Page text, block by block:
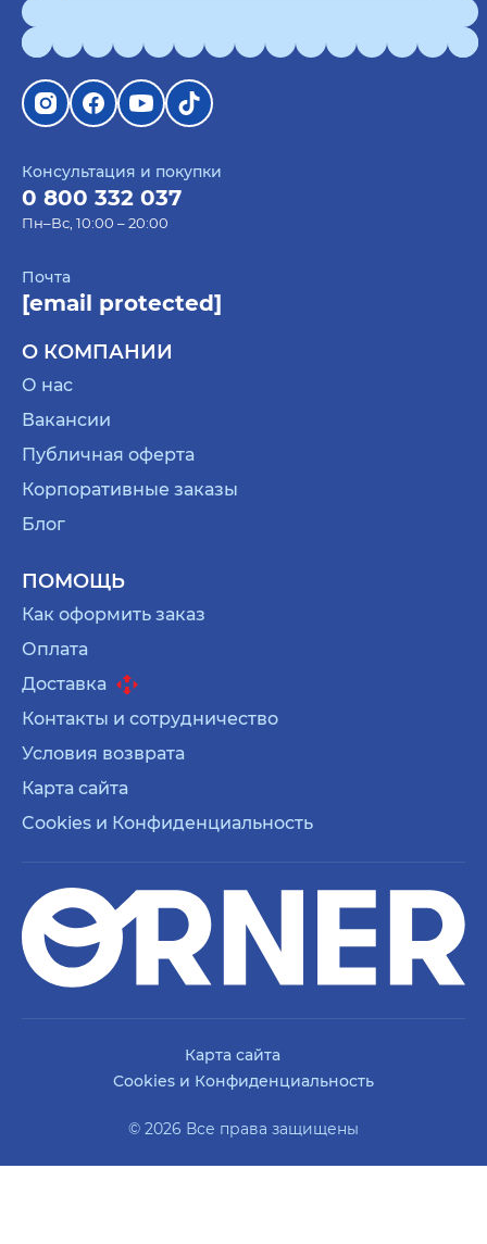
Консультация и покупки
0 800 332 037
Пн–Вс, 10:00 – 20:00
Почта
[email protected]
О КОМПАНИИ
О нас
Вакансии
Публичная оферта
Корпоративные заказы
Блог
ПОМОЩЬ
Как оформить заказ
Оплата
Доставка
Контакты и сотрудничество
Условия возврата
Карта сайта
Cookies и Конфиденциальность
© 2026 Все права защищены
Карта сайта
Cookies и Конфиденциальность